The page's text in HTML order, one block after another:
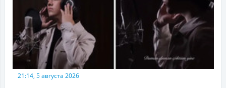
21:14, 5 августа 2026